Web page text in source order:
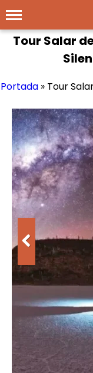
Tour Salar
Portada» Tour